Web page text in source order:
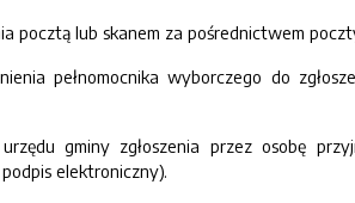
pocztą lub skanem za pośrednictwem
pełnomocnika wyborczego do
gminy zgłoszenia przez osobę
elektroniczny).